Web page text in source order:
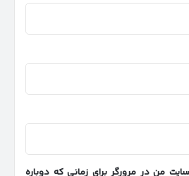
من در مرورگر برای زمانی که دوباره